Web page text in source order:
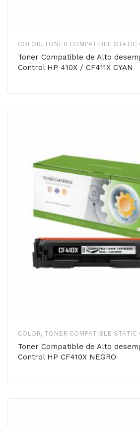
COLOR, TONER COMPATIBLE STATIC
Toner Compatible de Alto
Control HP 410X / CF411X CYAN
COLOR, TONER COMPATIBLE STATIC
Toner Compatible de Alto
Control HP CF410X NEGRO